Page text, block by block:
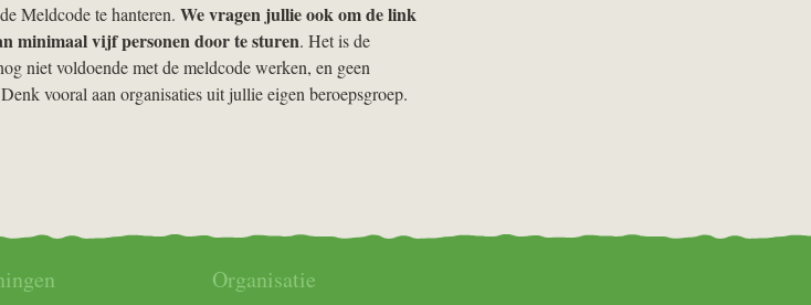
Meldcode te hanteren. We vragen jullie ook om de link
minimaal vijf personen door te sturen. Het is de
niet voldoende met de meldcode werken, en geen
vooral aan organisaties uit jullie eigen beroepsgroep.
Organisatie